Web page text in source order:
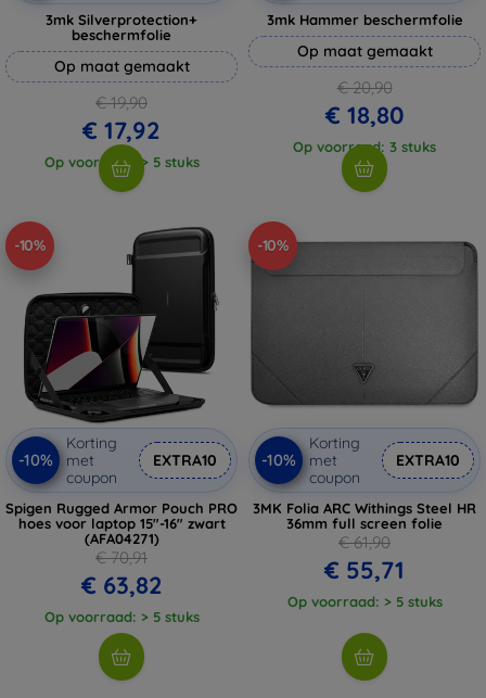
3mk Silverprotection+
beschermfolie
Op maat gemaakt
€ 19,90
€ 17,92
Op voorraad: > 5 stuks
3mk Hammer beschermfolie
Op maat gemaakt
€ 20,90
€ 18,80
Op voorraad: 3 stuks
-10%
-10%
Korting
met
coupon
EXTRA10
Spigen Rugged Armor Pouch PRO
hoes voor laptop 15"-16" zwart
(AFA04271)
€ 70,91
€ 63,82
Op voorraad: > 5 stuks
-10%
-10%
Korting
met
coupon
EXTRA10
3MK Folia ARC Withings Steel HR
36mm full screen folie
€ 61,90
€ 55,71
Op voorraad: > 5 stuks